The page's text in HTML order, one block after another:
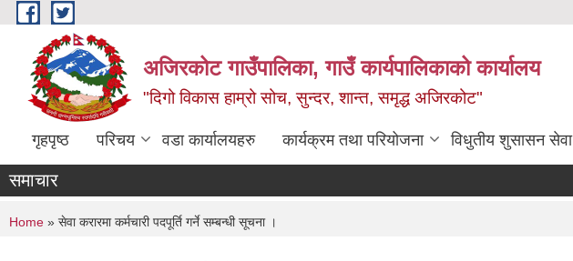
Skip to main content
अजिरकोट गाउँपालिका, गाउँ कार्यपालिकाको कार्यालय
"दिगो विकास हाम्रो सोच, सुन्दर, शान्त, समृद्ध अजिरकोट"
गृहपृष्ठ परिचय वडा कार्यालयहरु कार्यक्रम तथा परियोजना विधुतीय शुसासन सेवा
समाचार
You are here
Home » सेवा करारमा कर्मचारी पदपूर्ति गर्ने सम्बन्धी सूचना ।